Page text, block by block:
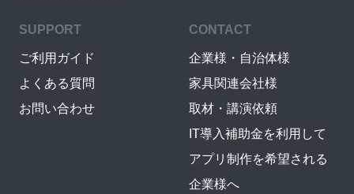
SUPPORT
ご利用ガイド
よくある質問
お問い合わせ
CONTACT
企業様・自治体様
家具関連会社様
取材・講演依頼
IT導入補助金を利用して
アプリ制作を希望される
企業様へ